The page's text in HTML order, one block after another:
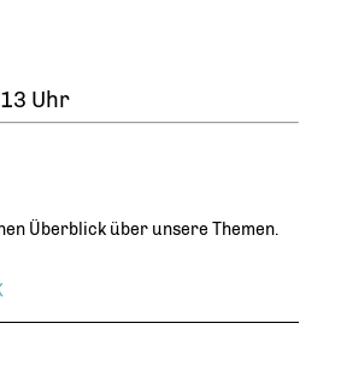
Uhr
Überblick über unsere Themen.